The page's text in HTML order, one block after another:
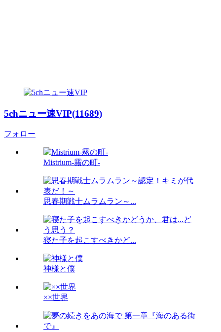
5chニュー速VIP(11689)
フォロー
Mistrium-霧の町-
思春期戦士ムラムラン～...
寝た子を起こすべきかど...
神様と僕
××世界